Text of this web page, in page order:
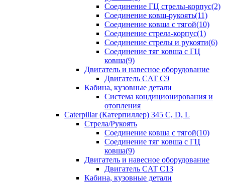
Соединение ГЦ стрелы-корпус(2)
Соединение ковш-рукоять(11)
Соединение ковша с тягой(10)
Соединение стрела-корпус(1)
Соединение стрелы и рукояти(6)
Соединение тяг ковша с ГЦ
ковша(9)
Двигатель и навесное оборудование
Двигатель CAT C9
Кабина, кузовные детали
Система кондиционирования и
отопления
Caterpillar (Катерпиллер) 345 C, D, L
Стрела/Рукоять
Соединение ковша с тягой(10)
Соединение тяг ковша с ГЦ
ковша(9)
Двигатель и навесное оборудование
Двигатель CAT C13
Кабина, кузовные детали